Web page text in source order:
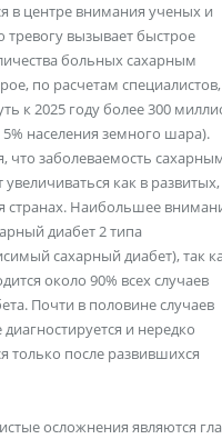
в центре внимания ученых и
тревогу вызывает быстрое
больных сахарным
по расчетам специалистов,
к 2025 году более 300
населения земного шара).
что заболеваемость
как в развитых,
странах. Наибольшее
диабет 2 типа
сахарный диабет), так
около 90% всех случаев
Почти в половине случаев
и нередко
только после развившихся
осложнения являются